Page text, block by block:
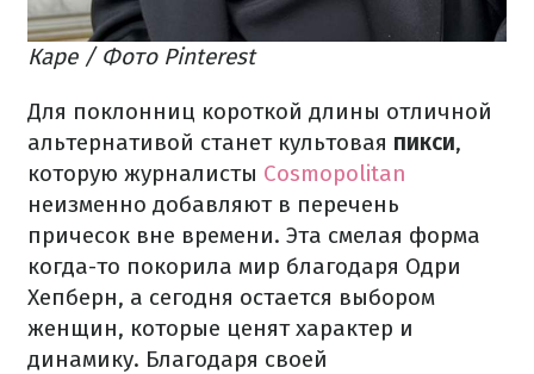
Каре / Фото Pinterest
Для поклонниц короткой длины отличной
альтернативой станет культовая пикси,
которую журналисты Cosmopolitan
неизменно добавляют в перечень
причесок вне времени. Эта смелая форма
когда-то покорила мир благодаря Одри
Хепберн, а сегодня остается выбором
женщин, которые ценят характер и
динамику. Благодаря своей